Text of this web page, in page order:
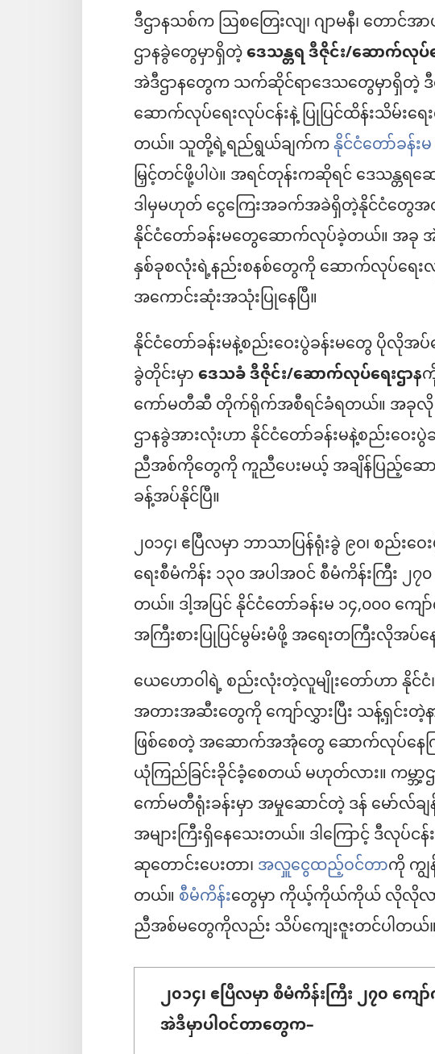
ဒီဌာနသစ်က ဩစတြေးလျ၊ ဂျာမနီ၊ တောင်
ဌာနခွဲတွေမှာရှိတဲ့ဒေသန္တရ ဒီဇိုင်း/ဆောက်လုပ်
အဲဒီဌာနတွေက သက်ဆိုင်ရာဒေသတွေမှာရှိတဲ့ ဒီဇိုင်
ဆောက်လုပ်ရေးလုပ်ငန်းနဲ့ ပြုပြင်ထိန်းသိမ်းရ
တယ်။ သူတို့ရဲ့ရည်ရွယ်ချက်ကနိုင်ငံတော်ခန်
မြှင့်တင်ဖို့ပါပဲ။ အရင်တုန်းကဆိုရင် ဒေသန္
ဒါမှမဟုတ် ငွေကြေးအခက်အခဲရှိတဲ့နိုင်ငံ
နိုင်ငံတော်ခန်းမတွေဆောက်လုပ်ခဲ့တယ်။ အခု
နှစ်ခုစလုံးရဲ့နည်းစနစ်တွေကို ဆောက်လုပ်ရေးလု
အကောင်းဆုံးအသုံးပြုနေပြီ။
နိုင်ငံတော်ခန်းမနဲ့စည်းဝေးပွဲခန်းမတွေ ပိုလိုအ
ခွဲတိုင်းမှာဒေသခံ ဒီဇိုင်း/ဆောက်လုပ်ရေးဌာန
ကော်မတီဆီ တိုက်ရိုက်အစီရင်ခံရတယ်။ အခုလို
ဌာနခွဲအားလုံးဟာ နိုင်ငံတော်ခန်းမနဲ့စည်းဝေ
ညီအစ်ကိုတွေကို ကူညီပေးမယ့် အချိန်ပြည့်ဆ
ခန့်အပ်နိုင်ပြီ။
၂၀၁၄၊ ဧပြီလမှာ ဘာသာပြန်ရုံးခွဲ ၉၀၊ စည်း
ရေးစီမံကိန်း ၁၃၀ အပါအဝင် စီမံကိန်းကြီး
တယ်။ ဒါ့အပြင် နိုင်ငံတော်ခန်းမ ၁၄,၀၀၀
အကြီးစားပြုပြင်မွမ်းမံဖို့ အရေးတကြီးလိုအပ်
ယေဟောဝါရဲ့ စည်းလုံးတဲ့လူမျိုးတော်ဟာ နိုင်ငံ
အတားအဆီးတွေကို ကျော်လွှားပြီး သန့်ရှင်းတဲ့
ဖြစ်စေတဲ့ အဆောက်အအုံတွေ ဆောက်လုပ်န
ယုံကြည်ခြင်းခိုင်ခံ့စေတယ် မဟုတ်လား။ ကမ္ဘာ့ဌ
ကော်မတီရုံးခန်းမှာ အမှုဆောင်တဲ့ ဒန် မော်လ်
အများကြီးရှိနေသေးတယ်။ ဒါကြောင့်
ဆုတောင်းပေးတာ၊အလှူငွေထည့်ဝင်တာကို ကျွ
တယ်။စီမံကိန်းတွေမှာ ကိုယ့်ကိုယ်ကိုယ် လိုလိုလာ
ညီအစ်မတွေကိုလည်း သိပ်ကျေးဇူးတင်ပါတယ်
၂၀၁၄၊ ဧပြီလမှာ စီမံကိန်းကြီး ၂၇၀
အဲဒီမှာပါဝင်တာတွေက–